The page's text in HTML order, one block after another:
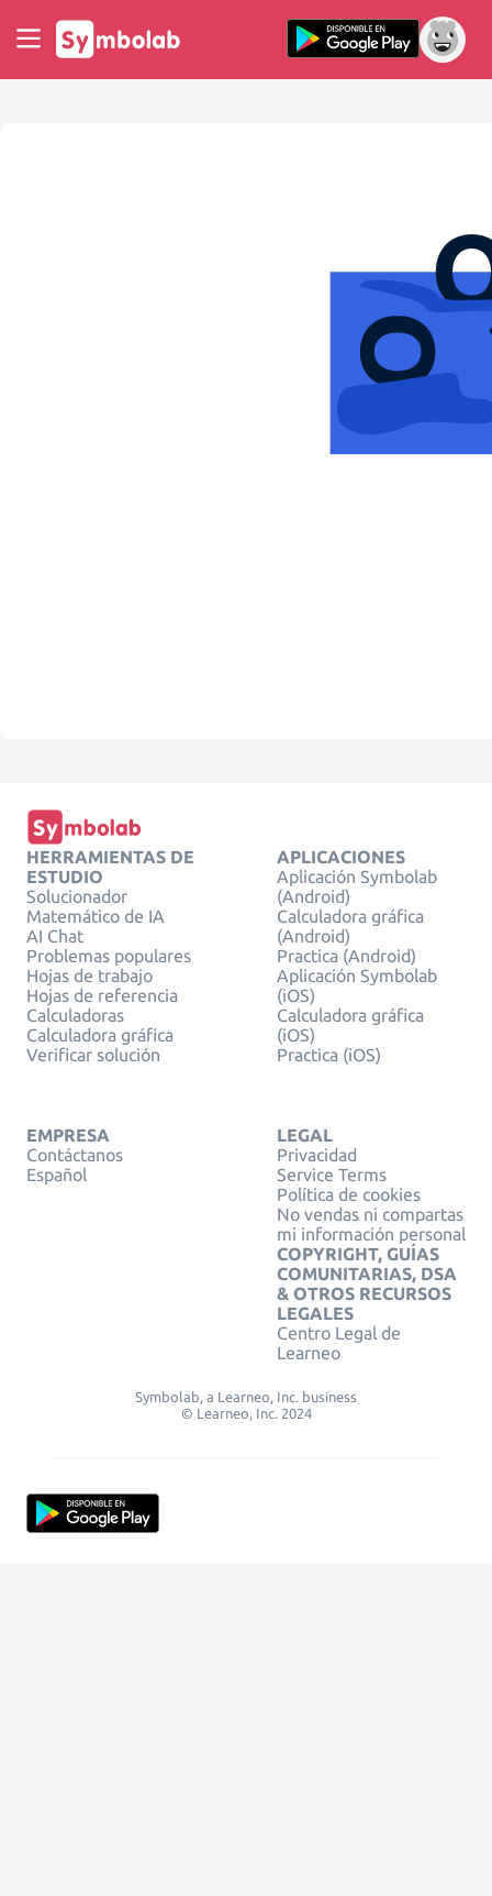
HERRAMIENTAS DE
ESTUDIO
Solucionador
Matemático de IA
AI Chat
Problemas populares
Hojas de trabajo
Hojas de referencia
Calculadoras
Calculadora gráfica
Verificar solución
APLICACIONES
Aplicación Symbolab
(Android)
Calculadora gráfica
(Android)
Practica (Android)
Aplicación Symbolab
(iOS)
Calculadora gráfica
(iOS)
Practica (iOS)
EMPRESA
Contáctanos
Español
LEGAL
Privacidad
Service Terms
Política de cookies
No vendas ni compartas
mi información personal
COPYRIGHT, GUÍAS
COMUNITARIAS, DSA
& OTROS RECURSOS
LEGALES
Centro Legal de
Learneo
Symbolab, a Learneo, Inc. business
© Learneo, Inc. 2024